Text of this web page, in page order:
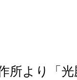
所より「